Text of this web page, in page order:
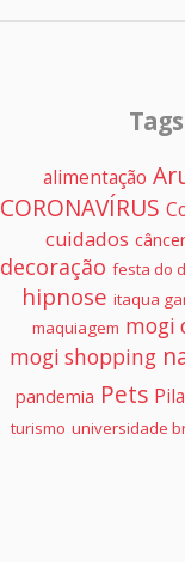
Tags
alimentação
CORONAVÍRUS
cuidados
decoração festa do
hipnose itaqua
maquiagem mogi
mogi shopping
pandemia Pets
turismo universidade